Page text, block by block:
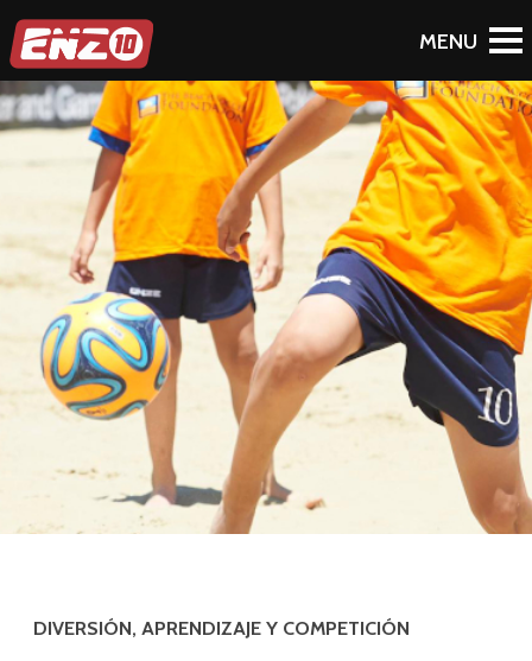
DIVERSIÓN, APRENDIZAJE Y COMPETICIÓN